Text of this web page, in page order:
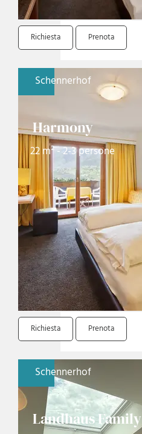
Richiesta Prenota
Schennerhof
Harmony
22 m² - 2-3 persone
Richiesta Prenota
Schennerhof
Landhaus Family